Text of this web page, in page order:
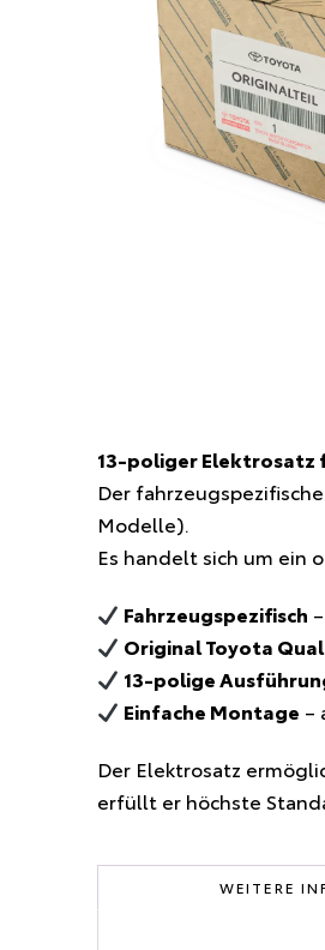
13-poliger Elektrosatz
Der
Modelle).
Es handelt sich um ein
Fahrzeugspezifisch
Original Toyota
13-polige
Einfache Montage –
Der Elektrosatz
erfüllt er höchste
WEITERE